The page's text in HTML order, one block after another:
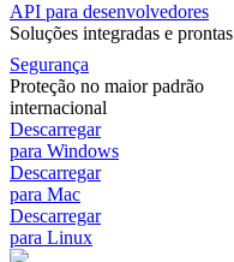
API para desenvolvedores
Soluções integradas e prontas
Segurança
Proteção no maior padrão
internacional
Descarregar
para Windows
Descarregar
para Mac
Descarregar
para Linux